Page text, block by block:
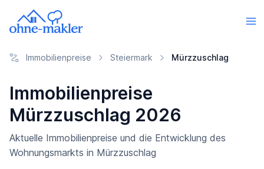
Immobilienpreise Steiermark Mürzzuschlag
Immobilienpreise
Mürzzuschlag 2026
Aktuelle Immobilienpreise und die Entwicklung des
Wohnungsmarkts in Mürzzuschlag